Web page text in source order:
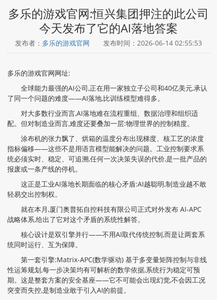
多乐的游戏官网:恒兴集团押注的此公司
今天发布了它的AI落地答案
发布者： 多乐的游戏官网 发布时间：2026-06-14 02:55:53
多乐的游戏官网网址:
全球能力最强的AI公司,正在用一家独立子公司和40亿美元,承认
了同一个问题的难度——AI落地,比训练模型难得多。
对大多数行业而言,AI落地难在流程重组、数据治理和组织适
配。但对制造业而言,难度还要叠加一层:物理世界的控制精度。
涂布机的张力飘了、烘箱的温度分布出现梯度、核工艺的浓度
指标偏移——这些不是用语言模型能解决的问题。工业控制要求系
统必须实时、稳定、可追溯,任何一次决策失误的代价,是一批产品的
报废或一条产线的停机。
这正是工业AI落地长期面临的核心矛盾:AI越聪明,制造业越不敢
轻易交出控制权。
就在本月,厦门奥普拓自控科技有限公司正式对外发布 AI-APC
战略体系,给出了它对这个矛盾的系统性解答。
核心设计是双引擎并行——不用AI取代传统控制,而是让两套系
统同时运行、互为保障。
第一套引擎:Matrix-APC(数学驱动) 基于多变量矩阵控制与非线
性运筹规划,每一步决策均有可解析的数学依据,系统行为稳定可预
期。这是整套方案的安全基座——它不可能会出现幻觉,不会因工况
突变而失控,是制造业敢于引入AI的前提。